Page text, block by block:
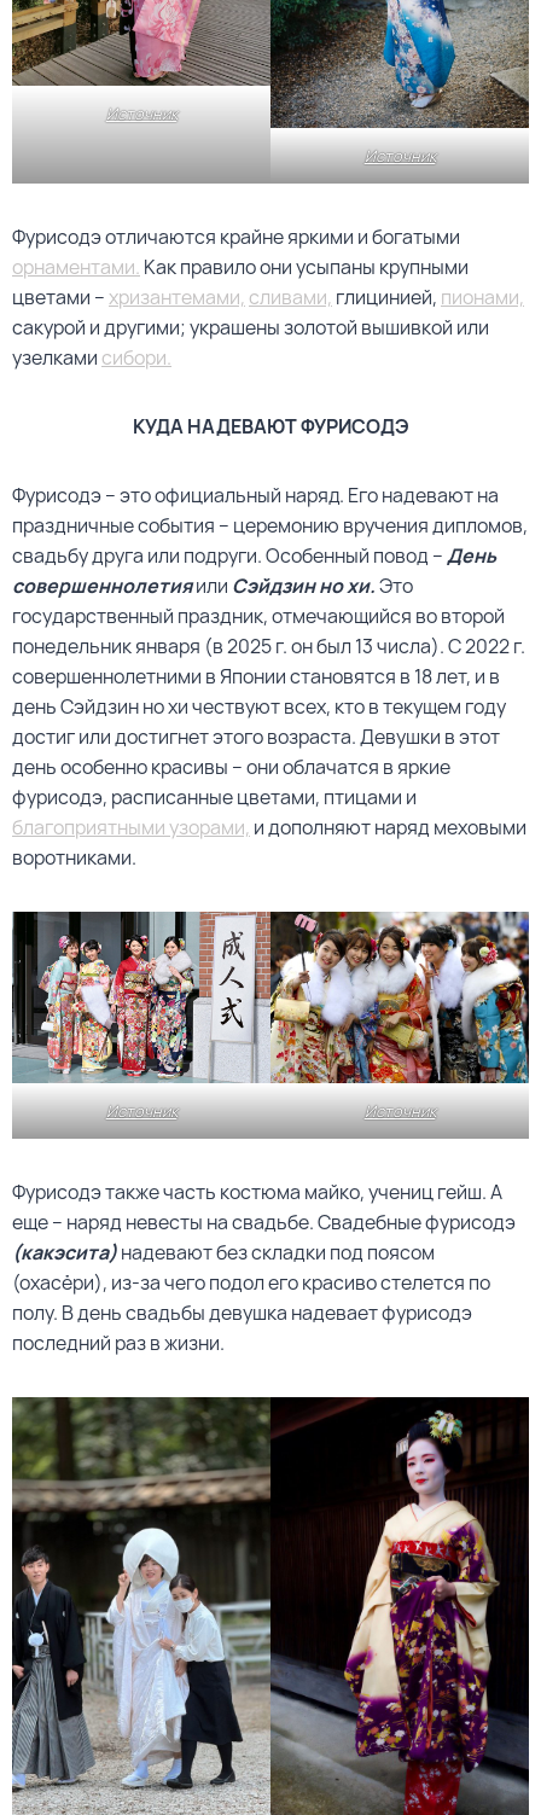
Источник
Источник
Фурисодэ отличаются крайне яркими и богатыми
орнаментами. Как правило они усыпаны крупными
цветами –хризантемами, сливами, глицинией, пионами,
сакурой и другими; украшены золотой вышивкой или
узелками сибори.
КУДА НАДЕВАЮТ ФУРИСОДЭ
Фурисодэ – это официальный наряд. Его надевают на
праздничные события – церемонию вручения дипломов,
свадьбу друга или подруги. Особенный повод –День
совершеннолетияили Сэйдзин но хи.Это
государственный праздник, отмечающийся во второй
понедельник января (в 2025 г. он был 13 числа). С 2022 г.
совершеннолетними в Японии становятся в 18 лет, и в
день Сэйдзин но хи чествуют всех, кто в текущем году
достиг или достигнет этого возраста. Девушки в этот
день особенно красивы – они облачатся в яркие
фурисодэ, расписанные цветами, птицами и
благоприятными узорами, и дополняют наряд меховыми
воротниками.
Источник Источник
Фурисодэ также часть костюма майко, учениц гейш. А
еще – наряд невесты на свадьбе. Свадебные фурисодэ
(какэсита)надевают без складки под поясом
(охасёри), из-за чего подол его красиво стелется по
полу. В день свадьбы девушка надевает фурисодэ
последний раз в жизни.